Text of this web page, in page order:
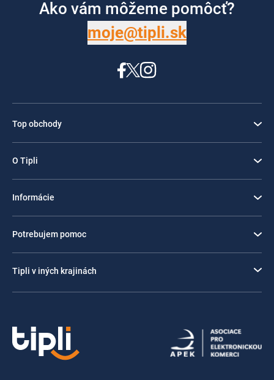
Ako vám môžeme pomôcť?
moje@tipli.sk
Top obchody
O Tipli
Informácie
Potrebujem pomoc
Tipli v iných krajinách